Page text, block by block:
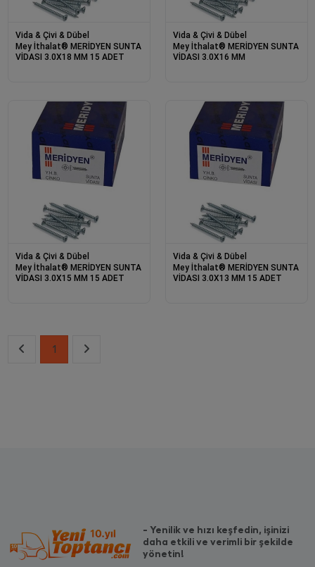
Vida & Çivi & Dübel
Mey İthalat® MERİDYEN SUNTA
VİDASI 3.0X18 MM 15 ADET
Vida & Çivi & Dübel
Mey İthalat® MERİDYEN SUNTA
VİDASI 3.0X16 MM
Vida & Çivi & Dübel
Mey İthalat® MERİDYEN SUNTA
VİDASI 3.0X15 MM 15 ADET
Vida & Çivi & Dübel
Mey İthalat® MERİDYEN SUNTA
VİDASI 3.0X13 MM 15 ADET
1
- Yenilik ve hızı keşfedin, işinizi
daha etkili ve verimli bir şekilde
yönetin!